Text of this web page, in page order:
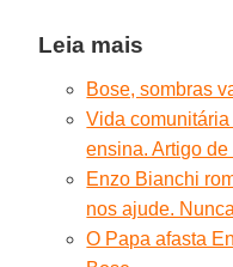
Leia mais
Bose, sombras
Vida
ensina. Artigo
Enzo Bianchi
nos ajude.
O Papa afasta